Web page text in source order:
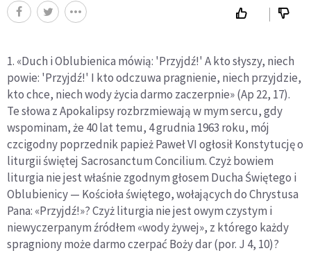
1. «Duch i Oblubienica mówią: 'Przyjdź!' A kto słyszy, niech
powie: 'Przyjdź!' I kto odczuwa pragnienie, niech przyjdzie,
kto chce, niech wody życia darmo zaczerpnie» (Ap 22, 17).
Te słowa z Apokalipsy rozbrzmiewają w mym sercu, gdy
wspominam, że 40 lat temu, 4 grudnia 1963 roku, mój
czcigodny poprzednik papież Paweł VI ogłosił Konstytucję o
liturgii świętej Sacrosanctum Concilium. Czyż bowiem
liturgia nie jest właśnie zgodnym głosem Ducha Świętego i
Oblubienicy — Kościoła świętego, wołających do Chrystusa
Pana: «Przyjdź!»? Czyż liturgia nie jest owym czystym i
niewyczerpanym źródłem «wody żywej», z którego każdy
spragniony może darmo czerpać Boży dar (por. J 4, 10)?